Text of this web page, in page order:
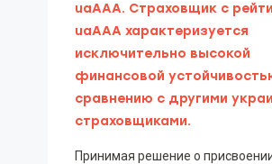
uaAAA. Страховщик с
uaААА характеризуется
исключительно высокой
финансовой
сравнению с другими
страховщиками.
Принимая решение о